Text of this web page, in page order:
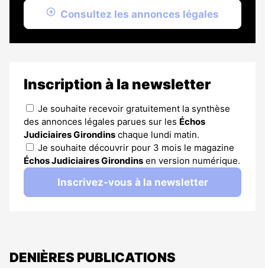
Consultez les annonces légales
Inscription à la newsletter
Je souhaite recevoir gratuitement la synthèse
des annonces légales parues sur les Échos
Judiciaires Girondins chaque lundi matin.
Je souhaite découvrir pour 3 mois le magazine
Échos Judiciaires Girondins en version numérique.
Inscrivez-vous à la newsletter
DENIÈRES PUBLICATIONS